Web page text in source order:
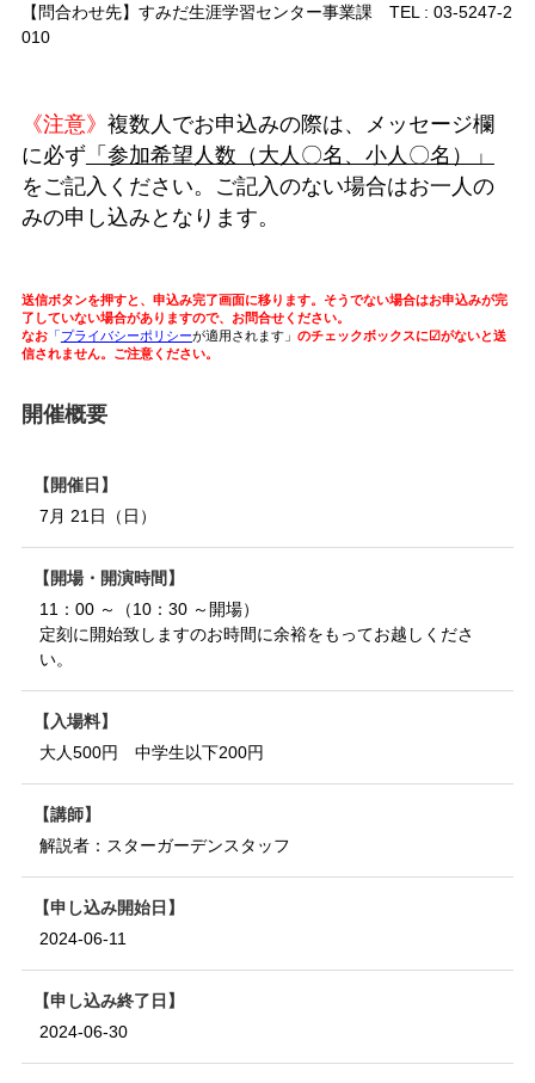
【問合わせ先】すみだ生涯学習センター事業課 TEL : 03-5247-2
010
《注意》 複数人でお申込みの際は、メッセージ欄
に必ず「参加希望人数（大人〇名、小人〇名）」
をご記入ください。
ご記入のない場合はお一人の
みの申し込みとなります。
送信ボタンを押すと、申込み完了画面に移ります。そうでない場合はお申込みが完
了していない場合がありますので、お問合せください。
なお「プライバシーポリシーが適用されます」 のチェックボックスに☑がないと送
信されません。ご注意ください。
開催概要
開催日
7月 21日（日）
開場・開演時間
11：00 ～（10：30 ～開場）
定刻に開始致しますのお時間に余裕をもってお越しくださ
い。
入場料
大人500円 中学生以下200円
講師
解説者：スターガーデンスタッフ
申し込み開始日
2024-06-11
申し込み終了日
2024-06-30